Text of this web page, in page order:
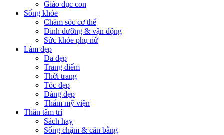
Giáo dục con
Sống khỏe
Chăm sóc cơ thể
Dinh dưỡng & vận động
Sức khỏe phụ nữ
Làm đẹp
Da đẹp
Trang điểm
Thời trang
Tóc đẹp
Dáng đẹp
Thẩm mỹ viện
Thân tâm trí
Sách hay
Sống chậm & cân bằng